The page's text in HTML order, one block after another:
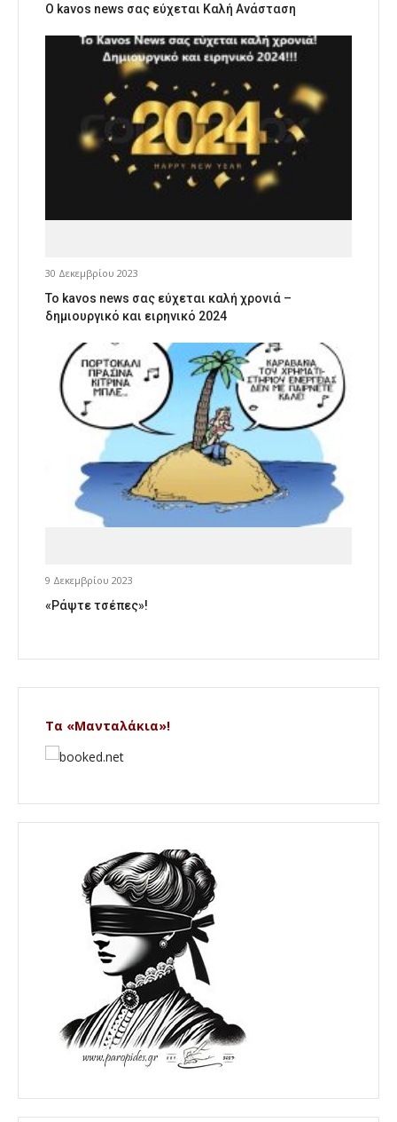
Ο kavos news σας εύχεται Καλή Ανάσταση
30 Δεκεμβρίου 2023
Το kavos news σας εύχεται καλή χρονιά –
δημιουργικό και ειρηνικό 2024
9 Δεκεμβρίου 2023
«Ράψτε τσέπες»!
Τα «Μανταλάκια»!